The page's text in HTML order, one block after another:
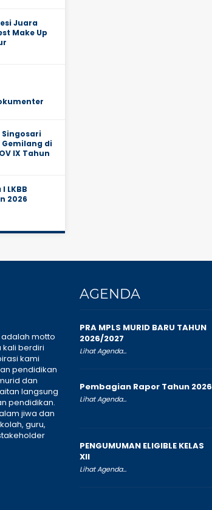
Juara
Make Up
Singosari
Gemilang di
IX Tahun
LKBB
2026
motto
berdiri
kami
pendidikan
dan
langsung
pendidikan.
jiwa dan
guru,
AGENDA
PRA MPLS MURID BARU TAHUN
2026/2027
Lihat Agenda...
Pembagian Rapor Tahun 2026
Lihat Agenda...
PENGUMUMAN ELIGIBLE KELAS
XII
Lihat Agenda...